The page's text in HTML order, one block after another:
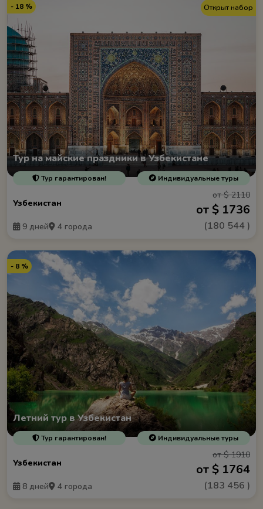
Открыт набор
- 18 %
Тур на майские праздники в Узбекистане
Тур гарантирован! Индивидуальные туры
Узбекистан
9 дней 4 города
от $ 2110
от $ 1736
(180 544 )
- 8 %
Летний тур в Узбекистан
Тур гарантирован! Индивидуальные туры
Узбекистан
8 дней 4 города
от $ 1910
от $ 1764
(183 456 )